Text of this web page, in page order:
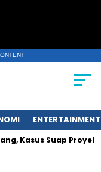
ENTERTAINMENT
Kasus Suap Proyek